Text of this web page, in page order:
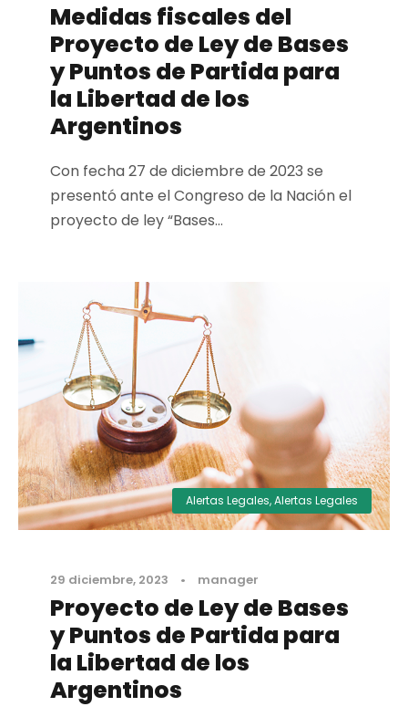
Medidas fiscales del
Proyecto de Ley de Bases
y Puntos de Partida para
la Libertad de los
Argentinos
Con fecha 27 de diciembre de 2023 se
presentó ante el Congreso de la Nación el
proyecto de ley “Bases...
Alertas Legales,Alertas Legales
29 diciembre, 2023 • manager
Proyecto de Ley de Bases
y Puntos de Partida para
la Libertad de los
Argentinos